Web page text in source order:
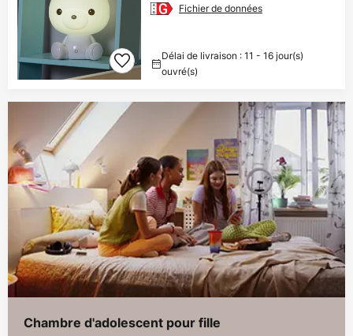
Fichier de données
Délai de livraison : 11 - 16 jour(s)
ouvré(s)
Chambre d'adolescent pour fille